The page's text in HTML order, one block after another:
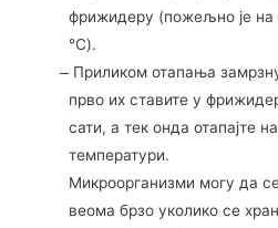
фрижидеру (пожељно је на
°C).
Приликом отапања
прво их ставите у
сати, а тек онда отапајте
температури.
Микроорганизми могу да
веома брзо уколико се